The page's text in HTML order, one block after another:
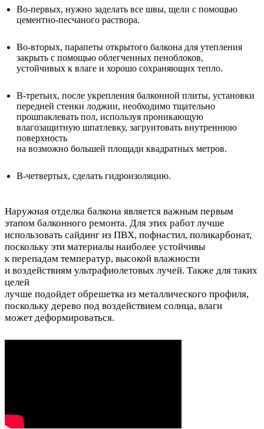
Во-первых, нужно заделать все швы, щели с помощью
цементно-песчаного раствора.
Во-вторых, парапеты открытого балкона для утепления
закрыть с помощью облегченных пеноблоков,
устойчивых к влаге и хорошо сохраняющих тепло.
В-третьих, после укрепления балконной плиты, установки
передней стенки лоджии, необходимо тщательно
прошпаклевать пол, используя проникающую
влагозащитную шпатлевку, загрунтовать внутреннюю
поверхность
на возможно большей площади квадратных метров.
В-четвертых, сделать гидроизоляцию.
Наружная отделка балкона является важным первым
этапом балконного ремонта. Для этих работ лучше
использовать сайдинг из ПВХ, пофнастил, поликарбонат,
поскольку эти материалы наиболее устойчивы
к перепадам температур, высокой влажности
и воздействиям ультрафиолетовых лучей. Также для таких
целей
лучше подойдет обрешетка из металлического профиля,
поскольку дерево под воздействием солнца, влаги
может деформироваться.